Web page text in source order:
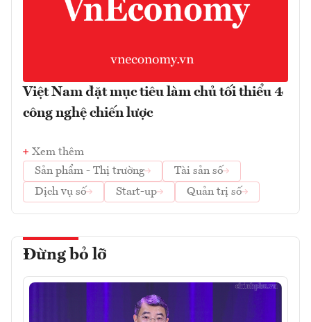
Việt Nam đặt mục tiêu làm chủ tối thiểu 4
công nghệ chiến lược
Xem thêm
Sản phẩm - Thị trường
Tài sản số
Dịch vụ số
Start-up Quản trị số
Đừng bỏ lỡ